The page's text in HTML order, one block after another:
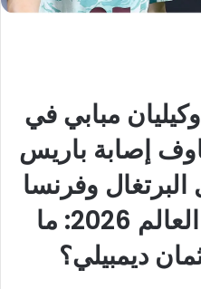
مبابي في
إصابة باريس
وفرنسا
تتعرقان قبل كأس العالم 2026: ما
ديمبيلي؟